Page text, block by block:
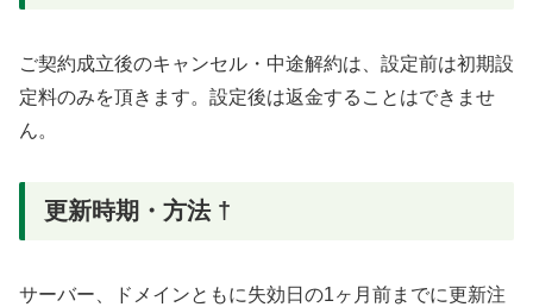
ご契約成立後のキャンセル・中途解約は、設定前は初期設
定料のみを頂きます。設定後は返金することはできませ
ん。
更新時期・方法 †
サーバー、ドメインともに失効日の1ヶ月前までに更新注